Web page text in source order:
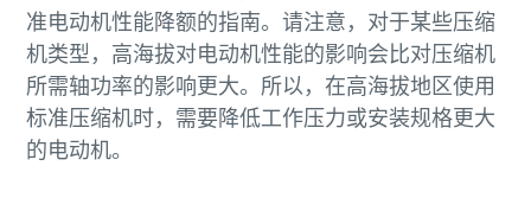
准电动机性能降额的指南。请注意，对于某些压缩
机类型，高海拔对电动机性能的影响会比对压缩机
所需轴功率的影响更大。所以，在高海拔地区使用
标准压缩机时，需要降低工作压力或安装规格更大
的电动机。